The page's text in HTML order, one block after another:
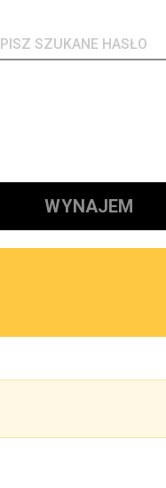
WYNAJEM